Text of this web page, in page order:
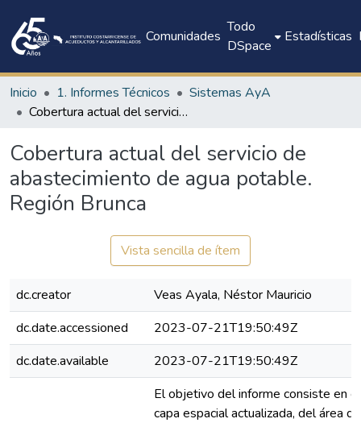
Comunidades
Todo
DSpace
Estadísticas
Inicio 1. Informes Técnicos
Sistemas AyA
Cobertura actual del servicio de abastecimiento de agua potable. Región Brunca
Cobertura actual del servicio de
abastecimiento de agua potable.
Región Brunca
Vista sencilla de ítem
dc.creator
Veas Ayala, Néstor Mauricio
dc.date.accessioned
2023-07-21T19:50:49Z
dc.date.available
2023-07-21T19:50:49Z
El objetivo del informe consiste en
capa espacial actualizada, del área